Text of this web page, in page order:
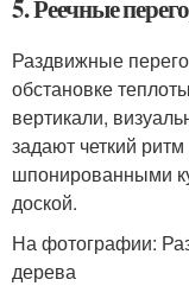
5. Реечные
Раздвижные
обстановке
вертикали,
задают четкий
шпонированными
доской.
На фотографии:
дерева